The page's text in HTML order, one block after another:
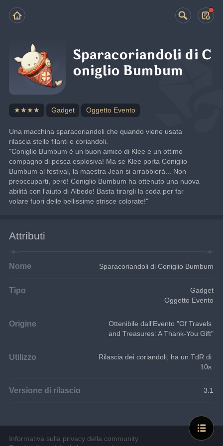
Sparacoriandoli di C
oniglio Bumbum
★★★★ Gadget Oggetto Evento
Una macchina sparacoriandoli che quando viene usata
rilascia stelle filanti e coriandoli.
"Coniglio Bumbum è un buon amico di Klee e un ottimo
compagno di pesca esplosiva! Ma se Klee porta Coniglio
Bumbum al festival, la maestra Jean si arrabbierà... Non
preoccuparti, però! Coniglio Bumbum ha ottenuto una nuova
abilità con l'aiuto di Albedo! Basta tirargli la coda per far
volare fuori delle bellissime strisce colorate!"
Attributi
Nome Sparacoriandoli di Coniglio Bumbum
Tipo
Gadget
Oggetto Evento
Origine
Ottenibile dall'Evento "Of Travels
and Treasures: A Thank-You Gift"
Utilizzo
Rilascia dei coriandoli, ha un TdR di
10s.
Versione di rilascio 3.1
Informativa sulla privacy della community